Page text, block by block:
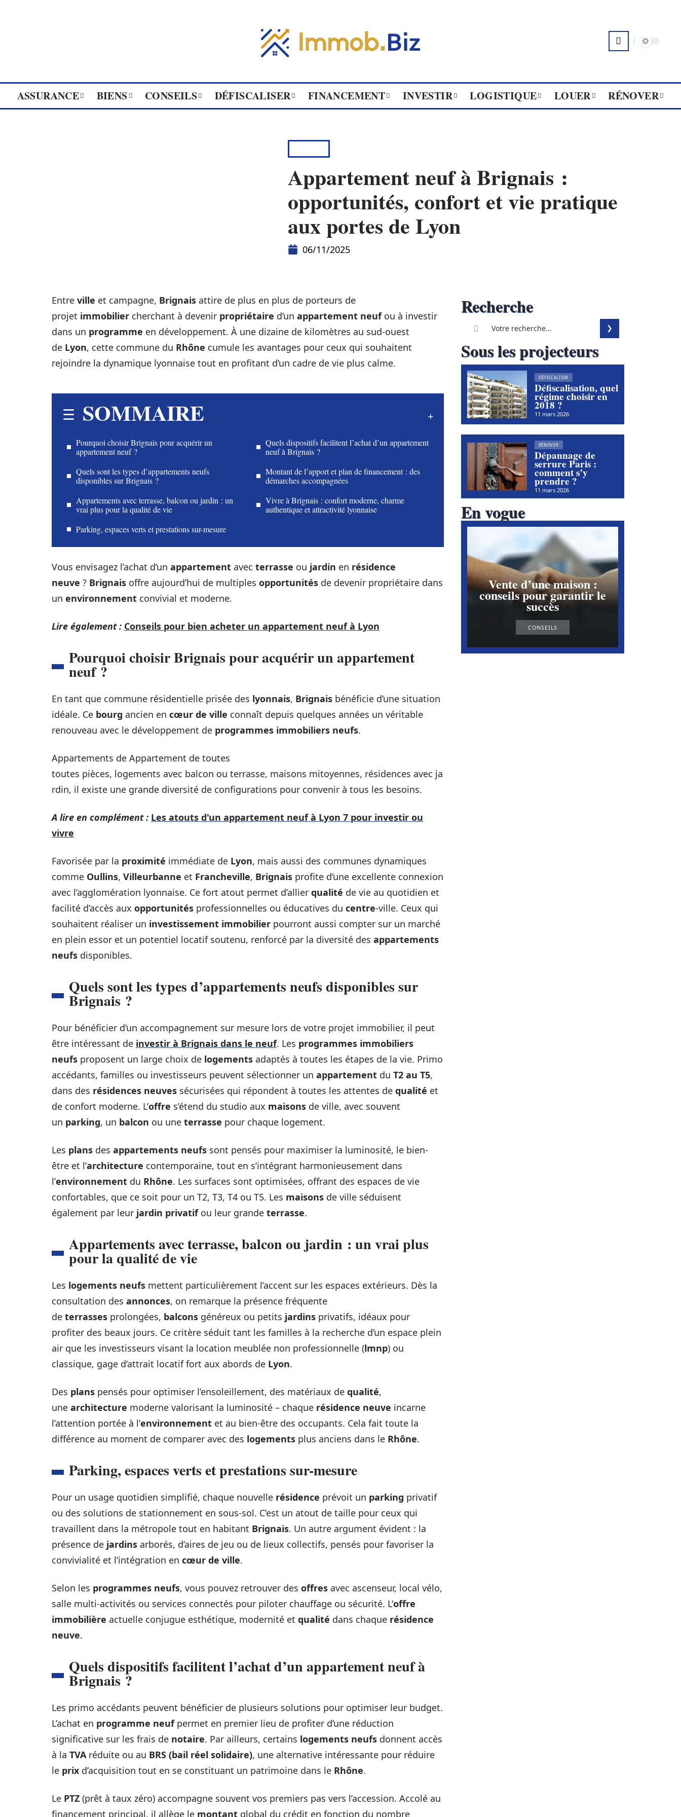
ASSURANCE BIENS CONSEILS DÉFISCALISER FINANCEMENT INVESTIR LOGISTIQUE LOUER RÉNOVER
Appartement neuf à Brignais :
opportunités, confort et vie pratique
aux portes de Lyon
06/11/2025
Entre ville et campagne, Brignais attire de plus en plus de porteurs de
projet immobilier cherchant à devenir propriétaire d’un appartement neufou à investir
dans un programme en développement. À une dizaine de kilomètres au sud-ouest
de Lyon, cette commune du Rhône cumule les avantages pour ceux qui souhaitent
rejoindre la dynamique lyonnaise tout en profitant d’un cadre de vie plus calme.
SOMMAIRE
Pourquoi choisir Brignais pour acquérir un
appartement neuf ?
Quels sont les types d’appartements neufs
disponibles sur Brignais ?
Appartements avec terrasse, balcon ou jardin : un
vrai plus pour la qualité de vie
Parking, espaces verts et prestations sur-mesure
Quels dispositifs facilitent l’achat d’un appartement
neuf à Brignais ?
Montant de l’apport et plan de financement : des
démarches accompagnées
Vivre à Brignais : confort moderne, charme
authentique et attractivité lyonnaise
Vous envisagez l’achat d’un appartement avec terrasse ou jardin en résidence
neuve ? Brignais offre aujourd’hui de multiples opportunités de devenir propriétaire dans
un environnement convivial et moderne.
Lire également : Conseils pour bien acheter un appartement neuf à Lyon
Pourquoi choisir Brignais pour acquérir un appartement
neuf ?
En tant que commune résidentielle prisée des lyonnais, Brignais bénéficie d’une situation
idéale. Ce bourg ancien en cœur de ville connaît depuis quelques années un véritable
renouveau avec le développement de programmes immobiliers neufs.
Appartements de Appartement de toutes
toutes pièces, logements avec balcon ou terrasse, maisons mitoyennes, résidences avec ja
rdin, il existe une grande diversité de configurations pour convenir à tous les besoins.
A lire en complément : Les atouts d'un appartement neuf à Lyon 7 pour investir ou
vivre
Favorisée par la proximité immédiate de Lyon, mais aussi des communes dynamiques
comme Oullins, Villeurbanne et Francheville, Brignais profite d’une excellente connexion
avec l’agglomération lyonnaise. Ce fort atout permet d’allier qualité de vie au quotidien et
facilité d’accès aux opportunités professionnelles ou éducatives du centre-ville. Ceux qui
souhaitent réaliser un investissement immobilier pourront aussi compter sur un marché
en plein essor et un potentiel locatif soutenu, renforcé par la diversité des appartements
neufs disponibles.
Quels sont les types d’appartements neufs disponibles sur
Brignais ?
Pour bénéficier d’un accompagnement sur mesure lors de votre projet immobilier, il peut
être intéressant de investir à Brignais dans le neuf. Les programmes immobiliers
neufs proposent un large choix de logements adaptés à toutes les étapes de la vie. Primo
accédants, familles ou investisseurs peuvent sélectionner un appartement du T2 au T5,
dans des résidences neuves sécurisées qui répondent à toutes les attentes de qualité et
de confort moderne. L’offre s’étend du studio aux maisons de ville, avec souvent
un parking, un balcon ou une terrasse pour chaque logement.
Les plans des appartements neufs sont pensés pour maximiser la luminosité, le bien-
être et l’architecture contemporaine, tout en s’intégrant harmonieusement dans
l’environnement du Rhône. Les surfaces sont optimisées, offrant des espaces de vie
confortables, que ce soit pour un T2, T3, T4 ou T5. Les maisons de ville séduisent
également par leur jardin privatifou leur grande terrasse.
Appartements avec terrasse, balcon ou jardin : un vrai plus
pour la qualité de vie
Les logements neufs mettent particulièrement l’accent sur les espaces extérieurs. Dès la
consultation des annonces, on remarque la présence fréquente
de terrasses prolongées, balcons généreux ou petits jardins privatifs, idéaux pour
profiter des beaux jours. Ce critère séduit tant les familles à la recherche d’un espace plein
air que les investisseurs visant la location meublée non professionnelle (lmnp) ou
classique, gage d’attrait locatif fort aux abords de Lyon.
Des plans pensés pour optimiser l’ensoleillement, des matériaux de qualité,
une architecture moderne valorisant la luminosité – chaque résidence neuve incarne
l’attention portée à l’environnement et au bien-être des occupants. Cela fait toute la
différence au moment de comparer avec des logements plus anciens dans le Rhône.
Parking, espaces verts et prestations sur-mesure
Pour un usage quotidien simplifié, chaque nouvelle résidence prévoit un parking privatif
ou des solutions de stationnement en sous-sol. C’est un atout de taille pour ceux qui
travaillent dans la métropole tout en habitant Brignais. Un autre argument évident : la
présence de jardins arborés, d’aires de jeu ou de lieux collectifs, pensés pour favoriser la
convivialité et l’intégration en cœur de ville.
Selon les programmes neufs, vous pouvez retrouver des offres avec ascenseur, local vélo,
salle multi-activités ou services connectés pour piloter chauffage ou sécurité. L’offre
immobilière actuelle conjugue esthétique, modernité et qualité dans chaque résidence
neuve.
Quels dispositifs facilitent l’achat d’un appartement neuf à
Brignais ?
Les primo accédants peuvent bénéficier de plusieurs solutions pour optimiser leur budget.
L’achat en programme neufpermet en premier lieu de profiter d’une réduction
significative sur les frais de notaire. Par ailleurs, certains logements neufs donnent accès
à la TVAréduite ou au BRS (bail réel solidaire), une alternative intéressante pour réduire
le prix d’acquisition tout en se constituant un patrimoine dans le Rhône.
Le PTZ (prêt à taux zéro) accompagne souvent vos premiers pas vers l’accession. Accolé au
financement principal, il allège le montant global du crédit en fonction du nombre
Recherche
Sous les projecteurs
DÉFISCALISER
Défiscalisation, quel
régime choisir en
2018 ?
11 mars 2026
RÉNOVER
Dépannage de
serrure Paris :
comment s’y
prendre ?
11 mars 2026
En vogue
Vente d’une maison :
conseils pour garantir le
succès
CONSEILS